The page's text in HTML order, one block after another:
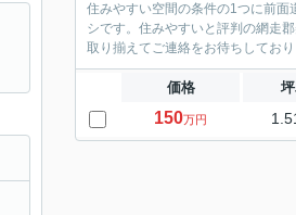
住みやすい空間の条件の1つに前
シです。住みやすいと評判の網走
取り揃えてご連絡をお待ちしており
価格
150万円